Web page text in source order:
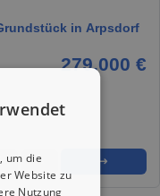
in Arpsdorf
279.000 €
➦ ➜
um die
Website zu
Nutzung